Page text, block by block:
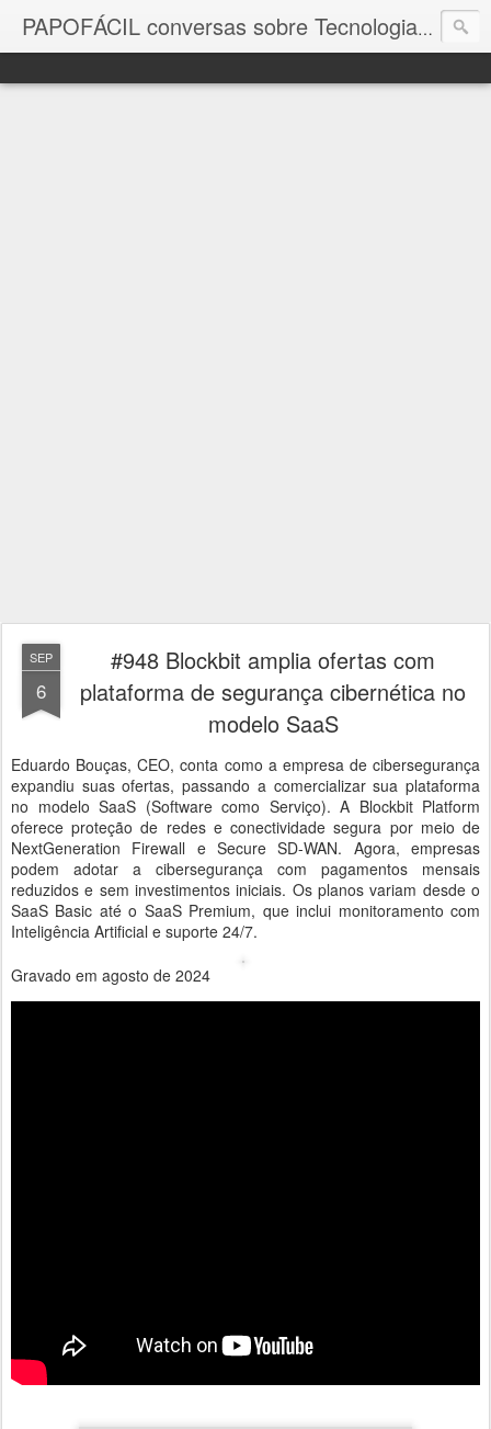
PAPOFÁCIL conversas sobre Tecnologiacom a
SEP
6
#948 Blockbit amplia ofertas com
plataforma de segurança cibernética no
modelo SaaS
Eduardo Bouças, CEO, conta como a empresa de cibersegurança
expandiu suas ofertas, passando a comercializar sua plataforma
no modelo SaaS (Software como Serviço). A Blockbit Platform
oferece proteção de redes e conectividade segura por meio de
NextGeneration Firewall e Secure SD-WAN. Agora, empresas
podem adotar a cibersegurança com pagamentos mensais
reduzidos e sem investimentos iniciais. Os planos variam desde o
SaaS Basic até o SaaS Premium, que inclui monitoramento com
Inteligência Artificial e suporte 24/7.
Gravado em agosto de 2024